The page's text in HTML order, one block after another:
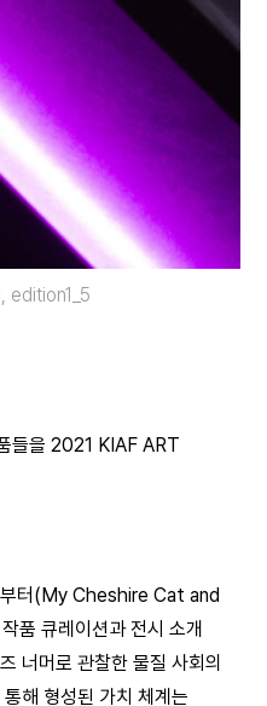
들을 2021 KIAF ART
부터(My Cheshire Cat and
품 큐레이션과 전시 소개
너머로 관찰한 물질 사회의
해 형성된 가치 체계는